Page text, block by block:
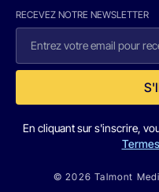
RECEVEZ NOTRE NEWSLETTER
En cliquant sur s'inscrire,
© 2026 Talmont